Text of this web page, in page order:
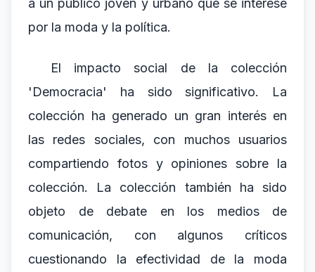
a un público joven y urbano que se interese
por la moda y la política.
El impacto social de la colección
'Democracia' ha sido significativo. La
colección ha generado un gran interés en
las redes sociales, con muchos usuarios
compartiendo fotos y opiniones sobre la
colección. La colección también ha sido
objeto de debate en los medios de
comunicación, con algunos críticos
cuestionando la efectividad de la moda